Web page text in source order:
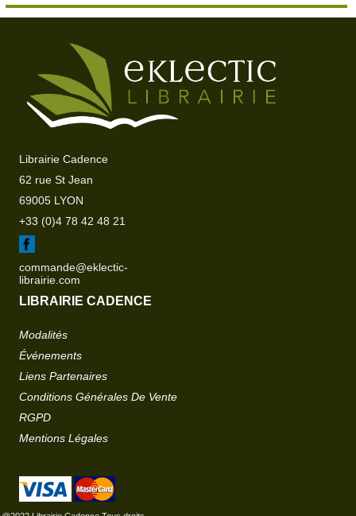
Librairie Cadence
62 rue St Jean
69005 LYON
+33 (0)4 78 42 48 21
commande@eklectic-
librairie.com
LIBRAIRIE CADENCE
Modalités
Événements
Liens Partenaires
Conditions Générales De Vente
RGPD
Mentions Légales